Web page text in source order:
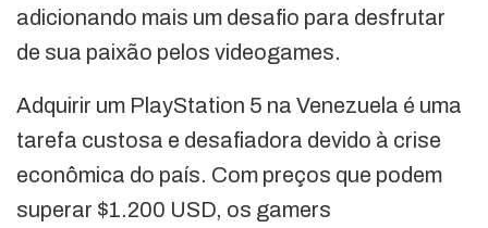
adicionando mais um desafio para desfrutar
de sua paixão pelos videogames.
Adquirir um PlayStation 5 na Venezuela é uma
tarefa custosa e desafiadora devido à crise
econômica do país. Com preços que podem
superar $1.200 USD, os gamers